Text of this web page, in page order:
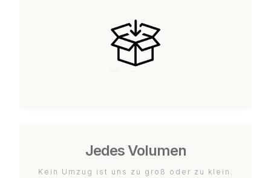
Jedes Volumen
Kein Umzug ist uns zu groß oder zu klein.